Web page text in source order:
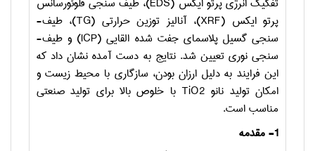
پرتو ایکس (XRF)، آنالیز توزین حرارتی (TG)، طیف­
سنجی گسیل پلاسمای جفت شده القایی (ICP) و طیف­
سنجی نوری تعیین شد. نتایج به دست آمده نشان داد که
این فرایند به دلیل ارزان بودن، سازگاری با محیط زیست و
امکان تولید نانو TiO2 با خلوص بالا برای تولید صنعتی
مناسب است.
1- مقدمه